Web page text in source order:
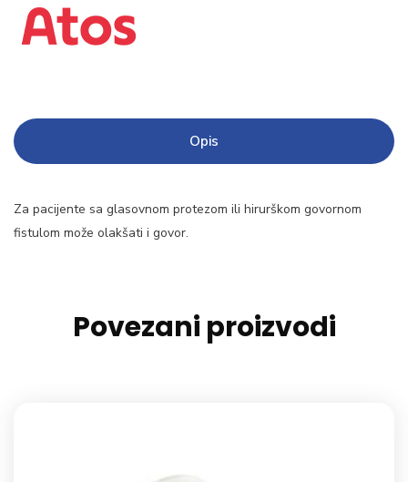
Opis
Za pacijente sa glasovnom protezom ili hirurškom govornom
fistulom može olakšati i govor.
Povezani proizvodi